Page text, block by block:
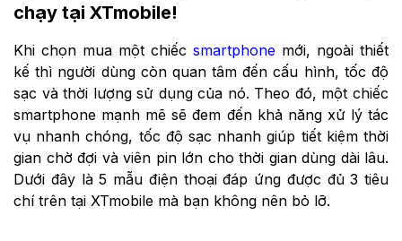
chạy tại XTmobile!
Khi chọn mua một chiếc smartphone mới, ngoài thiết
kế thì người dùng còn quan tâm đến cấu hình, tốc độ
sạc và thời lượng sử dụng của nó. Theo đó, một chiếc
smartphone mạnh mẽ sẽ đem đến khả năng xử lý tác
vụ nhanh chóng, tốc độ sạc nhanh giúp tiết kiệm thời
gian chờ đợi và viên pin lớn cho thời gian dùng dài lâu.
Dưới đây là 5 mẫu điện thoại đáp ứng được đủ 3 tiêu
chí trên tại XTmobile mà bạn không nên bỏ lỡ.